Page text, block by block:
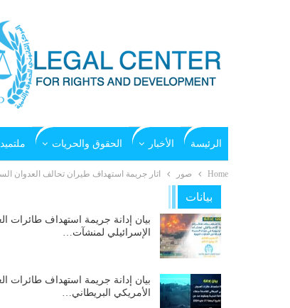
الرئيسة الأخبار الحقوق والحريات
Home صور اثار جريمة استهداف طيران تحالف العدوان
بيانات
بيان إدانة جريمة استهداف طائرات
الإسرائيلي لمنشآت…
بيان إدانة جريمة استهداف طائرات
الأمريكي البريطاني…